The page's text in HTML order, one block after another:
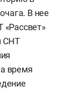
В нее
СНТ
время